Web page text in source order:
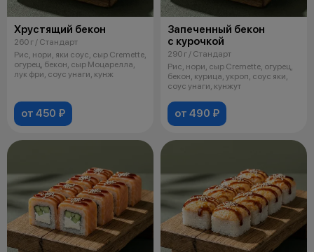
Хрустящий бекон
260 г / Стандарт
Рис, нори, яки соус, сыр Cremette,
огурец, бекон, сыр Моцарелла,
лук фри, соус унаги, кунж
от 450 ₽
Запеченный бекон
с курочкой
290 г / Стандарт
Рис, нори, сыр Cremette, огурец,
бекон, курица, укроп, соус яки,
соус унаги, кунжут
от 490 ₽